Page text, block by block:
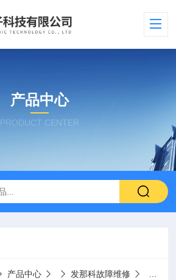
产品中心
PRODUCT CENTER
产品中心 发那科故障维修